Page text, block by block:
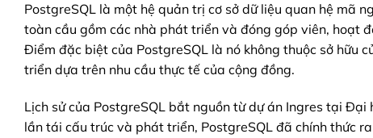
PostgreSQL là một hệ quản trị cơ sở dữ liệu quan hệ mã
toàn cầu gồm các nhà phát triển và đóng góp viên, hoạt
Điểm đặc biệt của PostgreSQL là nó không thuộc sở hữu
triển dựa trên nhu cầu thực tế của cộng đồng.
Lịch sử của PostgreSQL bắt nguồn từ dự án Ingres tại
lần tái cấu trúc và phát triển, PostgreSQL đã chính thức